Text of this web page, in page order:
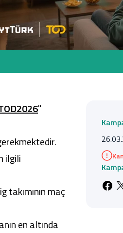
Tüm
Tüm
"
ilgili
maç
en altında